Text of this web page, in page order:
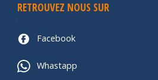
RETROUVEZ NOUS SUR
Facebook
Whastapp